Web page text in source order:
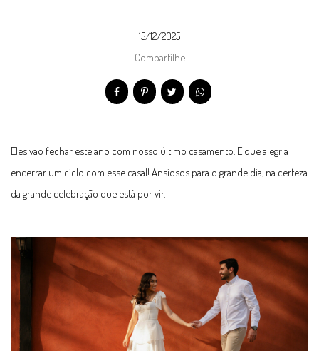
15/12/2025
Compartilhe
Eles vão fechar este ano com nosso último casamento. E que alegria
encerrar um ciclo com esse casal! Ansiosos para o grande dia, na certeza
da grande celebração que está por vir.